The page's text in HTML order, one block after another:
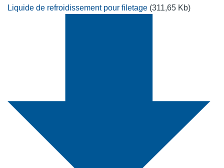
Liquide de refroidissement pour filetage (311,65 Kb)